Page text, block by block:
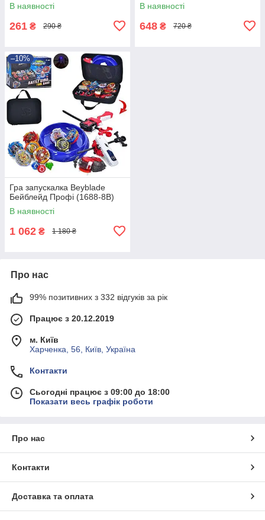
В наявності
261 ₴ 290 ₴
В наявності
648 ₴ 720 ₴
–10%
Гра запускалка Beyblade
Бейблейд Профі (1688-8B)
В наявності
1 062 ₴ 1 180 ₴
Про нас
99% позитивних з 332 відгуків за рік
Працює з 20.12.2019
м. Київ
Харченка, 56, Київ, Україна
Контакти
Сьогодні працює з 09:00 до 18:00
Показати весь графік роботи
Про нас
Контакти
Доставка та оплата